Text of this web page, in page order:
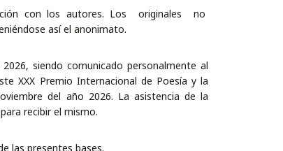
con los autores. Los originales no
así el anonimato.
siendo comunicado personalmente al
XXX Premio Internacional de Poesía y la
del año 2026. La asistencia de la
recibir el mismo.
las presentes bases.